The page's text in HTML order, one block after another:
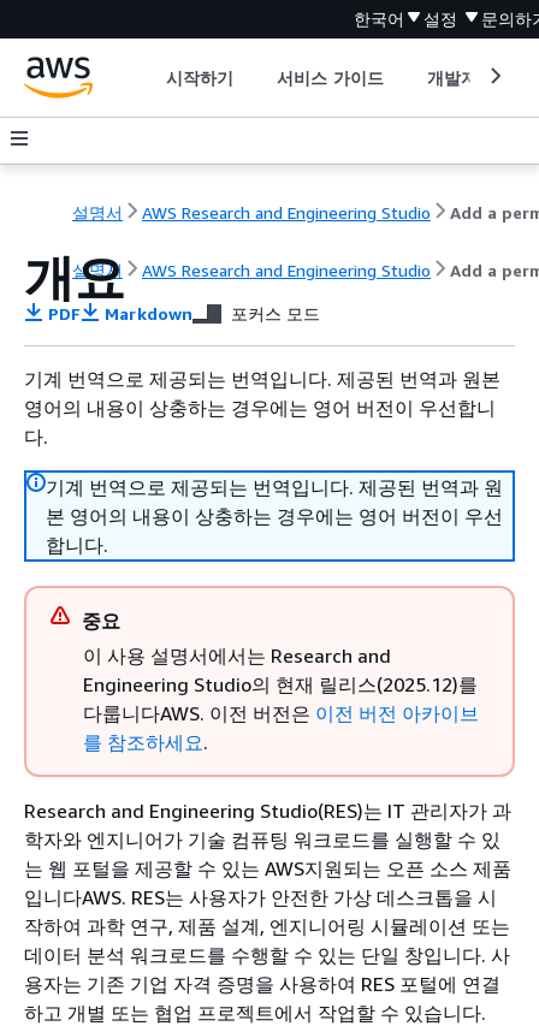
한국어 설정 문의하
시작하기 서비스 가이드 개발자 도구
설명서 AWS Research and Engineering Studio
설명서 AWS Research and Engineering Studio Add a
개요
PDF Markdown 포커스 모드
기계 번역으로 제공되는 번역입니다. 제공된 번역과 원본
영어의 내용이 상충하는 경우에는 영어 버전이 우선합니
다.
기계 번역으로 제공되는 번역입니다. 제공된 번역과 원
본 영어의 내용이 상충하는 경우에는 영어 버전이 우선
합니다.
중요
이 사용 설명서에서는 Research and
Engineering Studio의 현재 릴리스(2025.12)를
다룹니다AWS. 이전 버전은 이전 버전 아카이브
를 참조하세요.
Research and Engineering Studio(RES)는 IT 관리자가 과
학자와 엔지니어가 기술 컴퓨팅 워크로드를 실행할 수 있
는 웹 포털을 제공할 수 있는 AWS지원되는 오픈 소스 제품
입니다AWS. RES는 사용자가 안전한 가상 데스크톱을 시
작하여 과학 연구, 제품 설계, 엔지니어링 시뮬레이션 또는
데이터 분석 워크로드를 수행할 수 있는 단일 창입니다. 사
용자는 기존 기업 자격 증명을 사용하여 RES 포털에 연결
하고 개별 또는 협업 프로젝트에서 작업할 수 있습니다.